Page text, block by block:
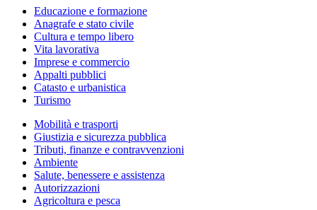
Educazione e formazione
Anagrafe e stato civile
Cultura e tempo libero
Vita lavorativa
Imprese e commercio
Appalti pubblici
Catasto e urbanistica
Turismo
Mobilità e trasporti
Giustizia e sicurezza pubblica
Tributi, finanze e contravvenzioni
Ambiente
Salute, benessere e assistenza
Autorizzazioni
Agricoltura e pesca